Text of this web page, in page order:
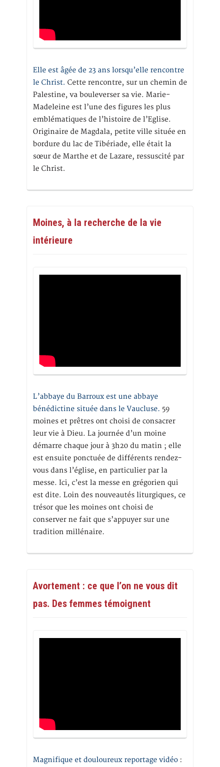
Elle est âgée de 23 ans lorsqu’elle rencontre
le Christ. Cette rencontre, sur un chemin de
Palestine, va bouleverser sa vie. Marie-
Madeleine est l’une des figures les plus
emblématiques de l’histoire de l’Eglise.
Originaire de Magdala, petite ville située en
bordure du lac de Tibériade, elle était la
sœur de Marthe et de Lazare, ressuscité par
le Christ.
Moines, à la recherche de la vie
intérieure
L’abbaye du Barroux est une abbaye
bénédictine située dans le Vaucluse. 59
moines et prêtres ont choisi de consacrer
leur vie à Dieu. La journée d’un moine
démarre chaque jour à 3h20 du matin ; elle
est ensuite ponctuée de différents rendez-
vous dans l’église, en particulier par la
messe. Ici, c’est la messe en grégorien qui
est dite. Loin des nouveautés liturgiques, ce
trésor que les moines ont choisi de
conserver ne fait que s’appuyer sur une
tradition millénaire.
Avortement : ce que l’on ne vous dit
pas. Des femmes témoignent
Magnifique et douloureux reportage vidéo :